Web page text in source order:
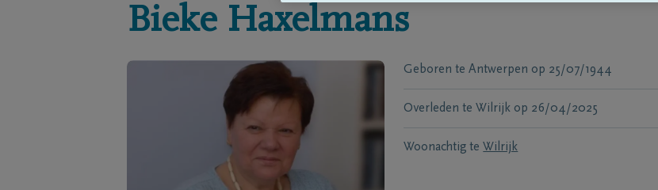
Bieke Haxelmans
Geboren te Antwerpen op 25/07/1944
Overleden te Wilrijk op 26/04/2025
Woonachtig te Wilrijk